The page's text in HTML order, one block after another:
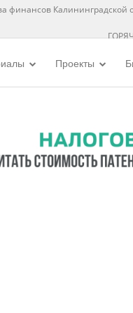
финансов
Проекты